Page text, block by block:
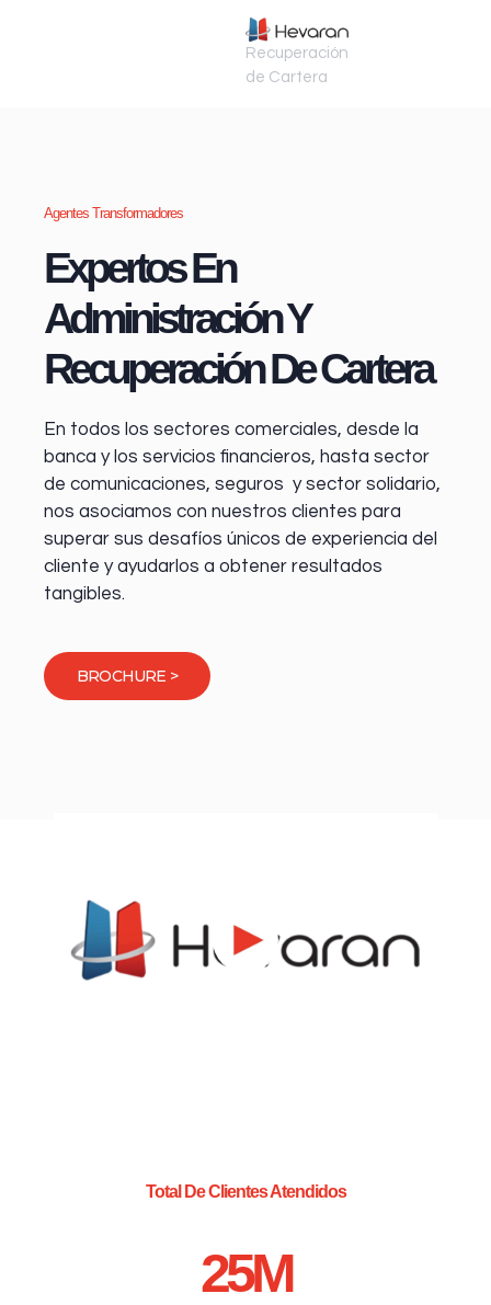
Recuperación
de Cartera
Agentes Transformadores
Expertos En
Administración Y
Recuperación De Cartera
En todos los sectores comerciales, desde la
banca y los servicios financieros, hasta sector
de comunicaciones, seguros y sector solidario,
nos asociamos con nuestros clientes para
superar sus desafíos únicos de experiencia del
cliente y ayudarlos a obtener resultados
tangibles.
BROCHURE >
Total De Clientes Atendidos
25M